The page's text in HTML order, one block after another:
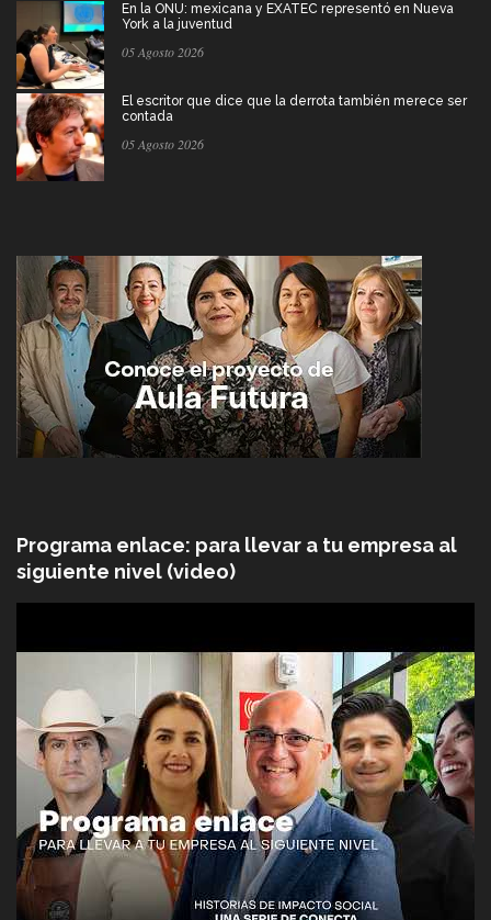
En la ONU: mexicana y EXATEC representó en Nueva
York a la juventud
05 Agosto 2026
El escritor que dice que la derrota también merece ser
contada
05 Agosto 2026
Programa enlace: para llevar a tu empresa al
siguiente nivel (video)